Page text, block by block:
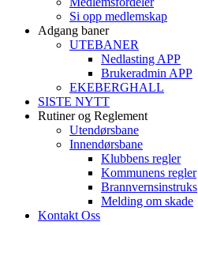
Si opp medlemskap
Adgang baner
UTEBANER
Nedlasting APP
Brukeradmin APP
EKEBERGHALL
SISTE NYTT
Rutiner og Reglement
Utendørsbane
Innendørsbane
Klubbens regler
Kommunens regler
Brannvernsinstruks
Melding om skade
Kontakt Oss